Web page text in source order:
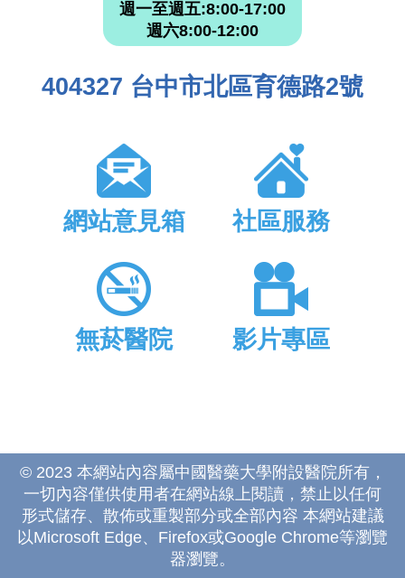
週一至週五:8:00-17:00
週六8:00-12:00
404327 台中市北區育德路2號
網站意見箱 社區服務
無菸醫院 影片專區
© 2023 本網站內容屬中國醫藥大學附設醫院所有，
一切內容僅供使用者在網站線上閱讀，禁止以任何
形式儲存、散佈或重製部分或全部內容 本網站建議
以Microsoft Edge、Firefox或Google Chrome等瀏覽
器瀏覽。